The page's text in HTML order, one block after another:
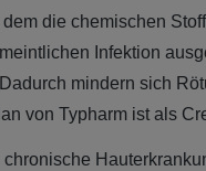
die chemischen
Infektion
mindern sich
von Typharm ist als